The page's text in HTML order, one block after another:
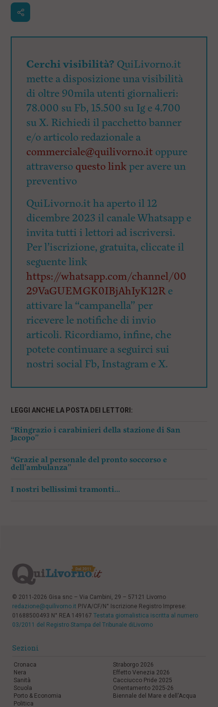
Cerchi visibilità? QuiLivorno.it
mette a disposizione una visibilità
di oltre 90mila utenti giornalieri:
78.000 su Fb, 15.500 su Ig e 4.700
su X. Richiedi il pacchetto banner
e/o articolo redazionale a
commerciale@quilivorno.it oppure
attraverso questo linkper avere un
preventivo
QuiLivorno.it ha aperto il 12
dicembre 2023 il canale Whatsapp e
invita tutti i lettori ad iscriversi.
Per l’iscrizione, gratuita, cliccate il
seguente link
https://whatsapp.com/channel/00
29VaGUEMGK0IBjAhIyK12Re
attivare la “campanella” per
ricevere le notifiche di invio
articoli. Ricordiamo, infine, che
potete continuare a seguirci sui
nostri social Fb, Instagram e X.
LEGGI ANCHE LA POSTA DEI LETTORI:
“Ringrazio i carabinieri della stazione di San
Jacopo”
“Grazie al personale del pronto soccorso e
dell’ambulanza”
I nostri bellissimi tramonti…
© 2011-2026 Gisa snc – Via Cambini, 29 – 57121 Livorno
redazione@quilivorno.it P.IVA/CF/N° Iscrizione Registro Imprese:
01688500493 N° REA 149167 Testata giornalistica iscritta al numero
03/2011 del Registro Stampa del Tribunale diLivorno
Sezioni
Cronaca
Nera
Sanità
Scuola
Porto & Economia
Politica
Straborgo 2026
Effetto Venezia 2026
Cacciucco Pride 2025
Orientamento 2025-26
Biennale del Mare e dell'Acqua